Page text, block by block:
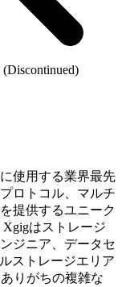
使用する業界最先
ロトコル、マルチ
提供するユニーク
はストレージ
ジニア、データセ
ストレージエリア
りがちの複雑な